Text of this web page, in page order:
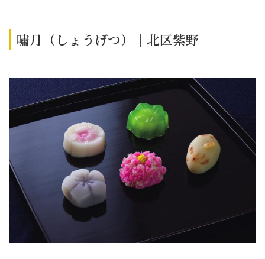
嘯月（しょうげつ）｜北区紫野